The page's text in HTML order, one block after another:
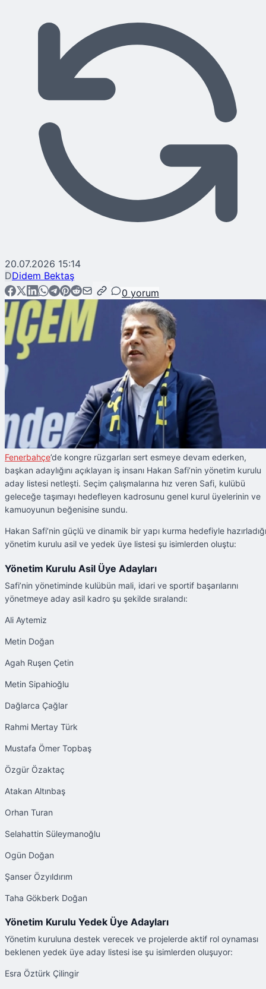
20.07.2026 15:14
DDidem Bektaş
0 yorum
Fenerbahçe’de kongre rüzgarları sert esmeye devam ederken,
başkan adaylığını açıklayan iş insanı Hakan Safi’nin yönetim kurulu
aday listesi netleşti. Seçim çalışmalarına hız veren Safi, kulübü
geleceğe taşımayı hedefleyen kadrosunu genel kurul üyelerinin ve
kamuoyunun beğenisine sundu.
Hakan Safi’nin güçlü ve dinamik bir yapı kurma hedefiyle hazırladığı
yönetim kurulu asil ve yedek üye listesi şu isimlerden oluştu:
Yönetim Kurulu Asil Üye Adayları
Safi’nin yönetiminde kulübün mali, idari ve sportif başarılarını
yönetmeye aday asil kadro şu şekilde sıralandı:
Ali Aytemiz
Metin Doğan
Agah Ruşen Çetin
Metin Sipahioğlu
Dağlarca Çağlar
Rahmi Mertay Türk
Mustafa Ömer Topbaş
Özgür Özaktaç
Atakan Altınbaş
Orhan Turan
Selahattin Süleymanoğlu
Ogün Doğan
Şanser Özyıldırım
Taha Gökberk Doğan
Yönetim Kurulu Yedek Üye Adayları
Yönetim kuruluna destek verecek ve projelerde aktif rol oynaması
beklenen yedek üye aday listesi ise şu isimlerden oluşuyor:
Esra Öztürk Çilingir